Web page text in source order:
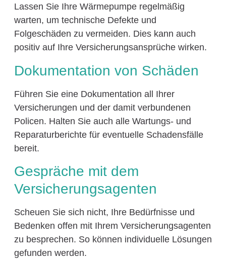
Lassen Sie Ihre Wärmepumpe regelmäßig
warten, um technische Defekte und
Folgeschäden zu vermeiden. Dies kann auch
positiv auf Ihre Versicherungsansprüche wirken.
Dokumentation von Schäden
Führen Sie eine Dokumentation all Ihrer
Versicherungen und der damit verbundenen
Policen. Halten Sie auch alle Wartungs- und
Reparaturberichte für eventuelle Schadensfälle
bereit.
Gespräche mit dem
Versicherungsagenten
Scheuen Sie sich nicht, Ihre Bedürfnisse und
Bedenken offen mit Ihrem Versicherungsagenten
zu besprechen. So können individuelle Lösungen
gefunden werden.